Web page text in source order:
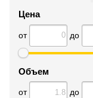
Цена
от до
Объем
от до